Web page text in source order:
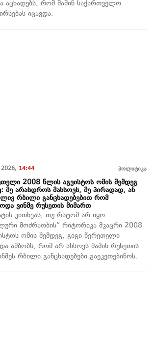
აცხადებს, რომ მაშინ საქართველო
იცავდა.
14:44 პოლიტიკა
2008 წლის აგვისტოს ომის შემდეგ
მე არასდროს მახსოვს, მე პირადად, ან
რბილი განცხადებებით რომ
ვინმე რუსეთის მიმართ
კითხვას, თუ რატომ არ იყო
მოძრაობის“ რიტორიკა მკაცრი 2008
ომის შემდეგ, გიგი წერეთელი
ამბობს, რომ არ ახსოვს მაშინ რუსეთის
რბილი განცხადებები გაეკეთებინოს.